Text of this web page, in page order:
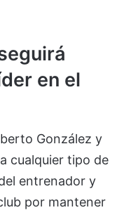
en el
González y
cualquier tipo de
entrenador y
por mantener